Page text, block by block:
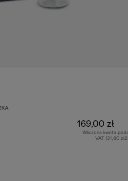
169,00 zł
Wliczona kwota
VAT (31,60